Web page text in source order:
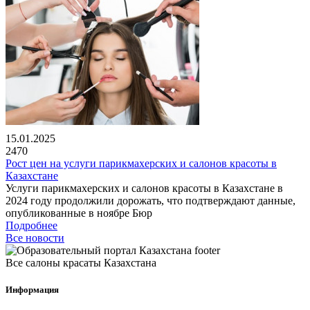
15.01.2025
2470
Рост цен на услуги парикмахерских и салонов красоты в
Казахстане
Услуги парикмахерских и салонов красоты в Казахстане в
2024 году продолжили дорожать, что подтверждают данные,
опубликованные в ноябре Бюр
Подробнее
Все новости
Все салоны красаты Казахстана
Информация